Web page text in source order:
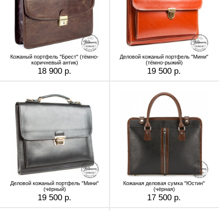
Кожаный портфель "Брест" (тёмно-
коричневый антик)
18 900 р.
Деловой кожаный портфель "Мини"
(тёмно-рыжий)
19 500 р.
Деловой кожаный портфель "Мини"
(чёрный)
19 500 р.
Кожаная деловая сумка "Юстин"
(чёрная)
17 500 р.